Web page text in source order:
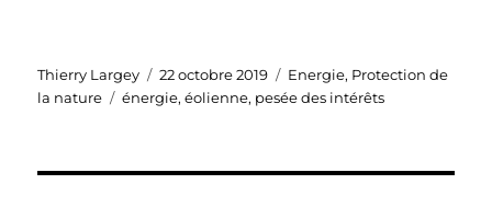
Auteur
Thierry Largey
Publié
le
22 octobre 2019 Catégories
Energie, Protection de
la nature
Étiquettes
énergie,éolienne, pesée des intérêts